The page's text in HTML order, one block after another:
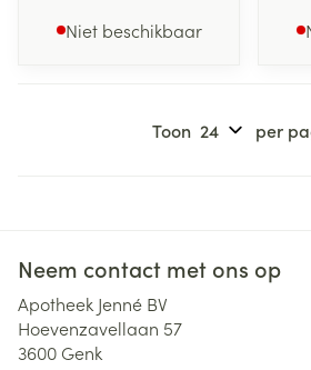
Niet beschikbaar
Toon per
Neem contact met ons op
Apotheek Jenné BV
Hoevenzavellaan 57
3600 Genk